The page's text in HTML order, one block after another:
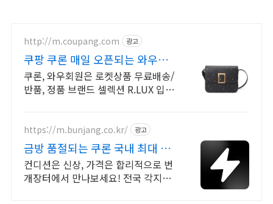
http://m.coupang.com 광고
쿠팡 쿠론 매일 오픈되는 와우회
원 특가
쿠론, 와우회원은 로켓상품 무료배송/
반품, 정품 브랜드 셀렉션 R.LUX 입
https://m.bunjang.co.kr/ 광고
금방 품절되는 쿠론 국내 최대 브
랜드 중고거래
컨디션은 신상, 가격은 합리적으로 번
개장터에서 만나보세요! 전국 각지에